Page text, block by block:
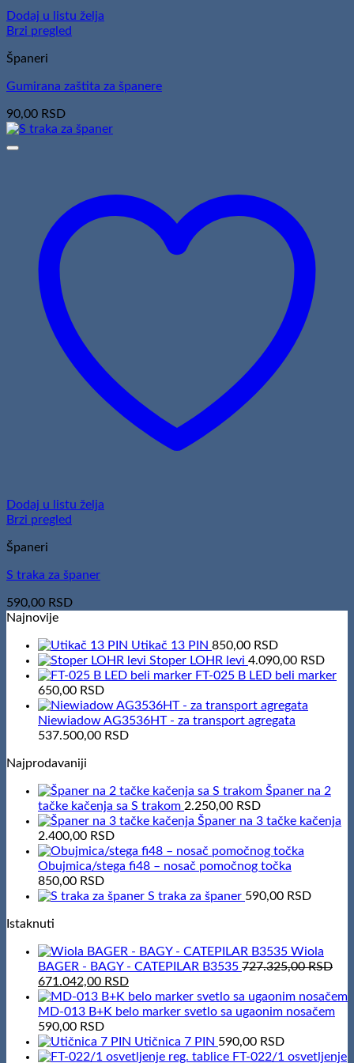
Dodaj u listu želja
Brzi pregled
Španeri
Gumirana zaštita za španere
90,00 RSD
Dodaj u listu želja
Brzi pregled
Španeri
S traka za španer
590,00 RSD
Najnovije
Utikač 13 PIN 850,00 RSD
Stoper LOHR levi 4.090,00 RSD
FT-025 B LED beli marker
650,00 RSD
Niewiadow AG3536HT - za transport agregata
537.500,00 RSD
Najprodavaniji
Španer na 2
tačke kačenja sa S trakom 2.250,00 RSD
Španer na 3 tačke kačenja
2.400,00 RSD
Obujmica/stega fi48 – nosač pomočnog točka
850,00 RSD
S traka za španer 590,00 RSD
Istaknuti
Wiola
BAGER - BAGY - CATEPILAR B3535 727.325,00RSD
Original
price
was:
727.325,00 RSD.
671.042,00 RSDCurrent
price
is:
MD-013 B+K belo marker svetlo sa ugaonim nosačem
590,00 RSD
Utičnica 7 PIN 590,00 RSD
FT-022/1 osvetljenje